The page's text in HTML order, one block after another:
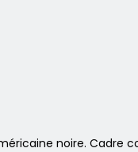
noire. Cadre